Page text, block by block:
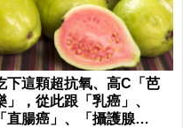
下這顆超抗氧、高C「芭
」，從此跟「乳癌」、
「直腸癌」、「攝護腺